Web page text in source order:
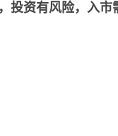
投资有风险，入市